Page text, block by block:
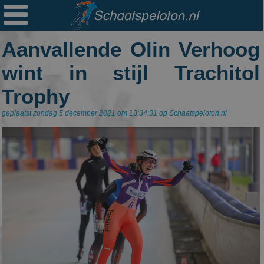

Aanvallende Olin Verhoog
wint in stijl Trachitol
Trophy
geplaatst zondag 5 december 2021 om 13:34:31 op Schaatspeloton.nl